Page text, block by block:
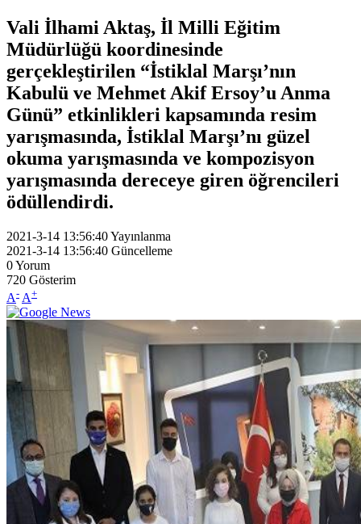
Vali İlhami Aktaş, İl Milli Eğitim
Müdürlüğü koordinesinde
gerçekleştirilen “İstiklal Marşı’nın
Kabulü ve Mehmet Akif Ersoy’u Anma
Günü” etkinlikleri kapsamında resim
yarışmasında, İstiklal Marşı’nı güzel
okuma yarışmasında ve kompozisyon
yarışmasında dereceye giren öğrencileri
ödüllendirdi.
2021-3-14 13:56:40Yayınlanma
2021-3-14 13:56:40 Güncelleme
0Yorum
720 Gösterim
A- A+